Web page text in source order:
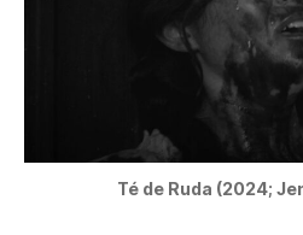
Té de Ruda (2024;